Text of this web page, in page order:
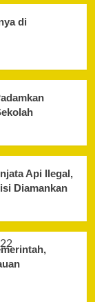
di
Api Ilegal,
Diamankan